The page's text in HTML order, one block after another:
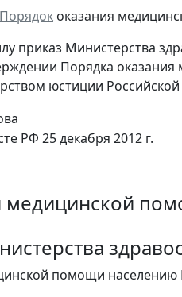
Порядок оказания
приказ Министерства
Порядка
юстиции
РФ 25 декабря 2012 г.
медицинской
помощи населению